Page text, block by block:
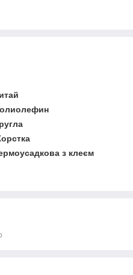
з клеєм